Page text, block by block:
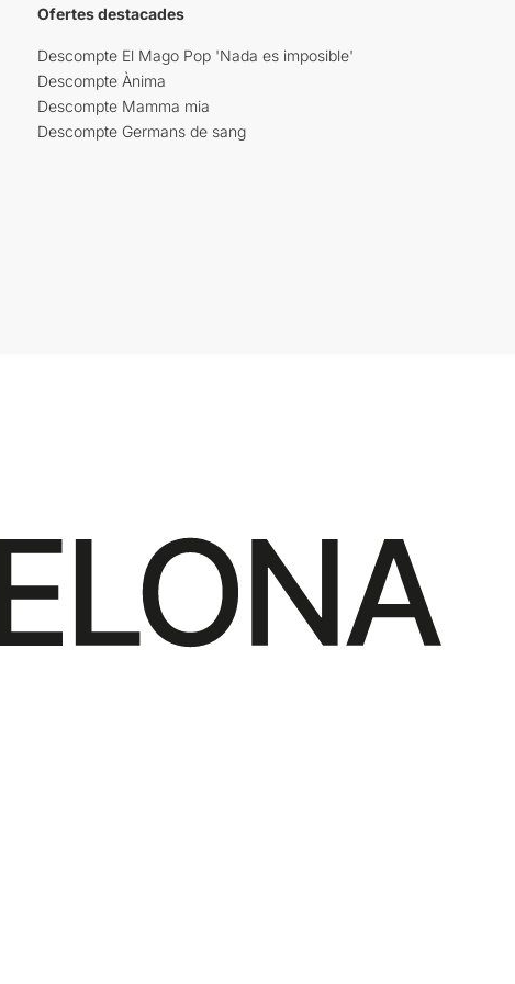
Ofertes destacades
Descompte El Mago Pop 'Nada es imposible'
Descompte Ànima
Descompte Mamma mia
Descompte Germans de sang